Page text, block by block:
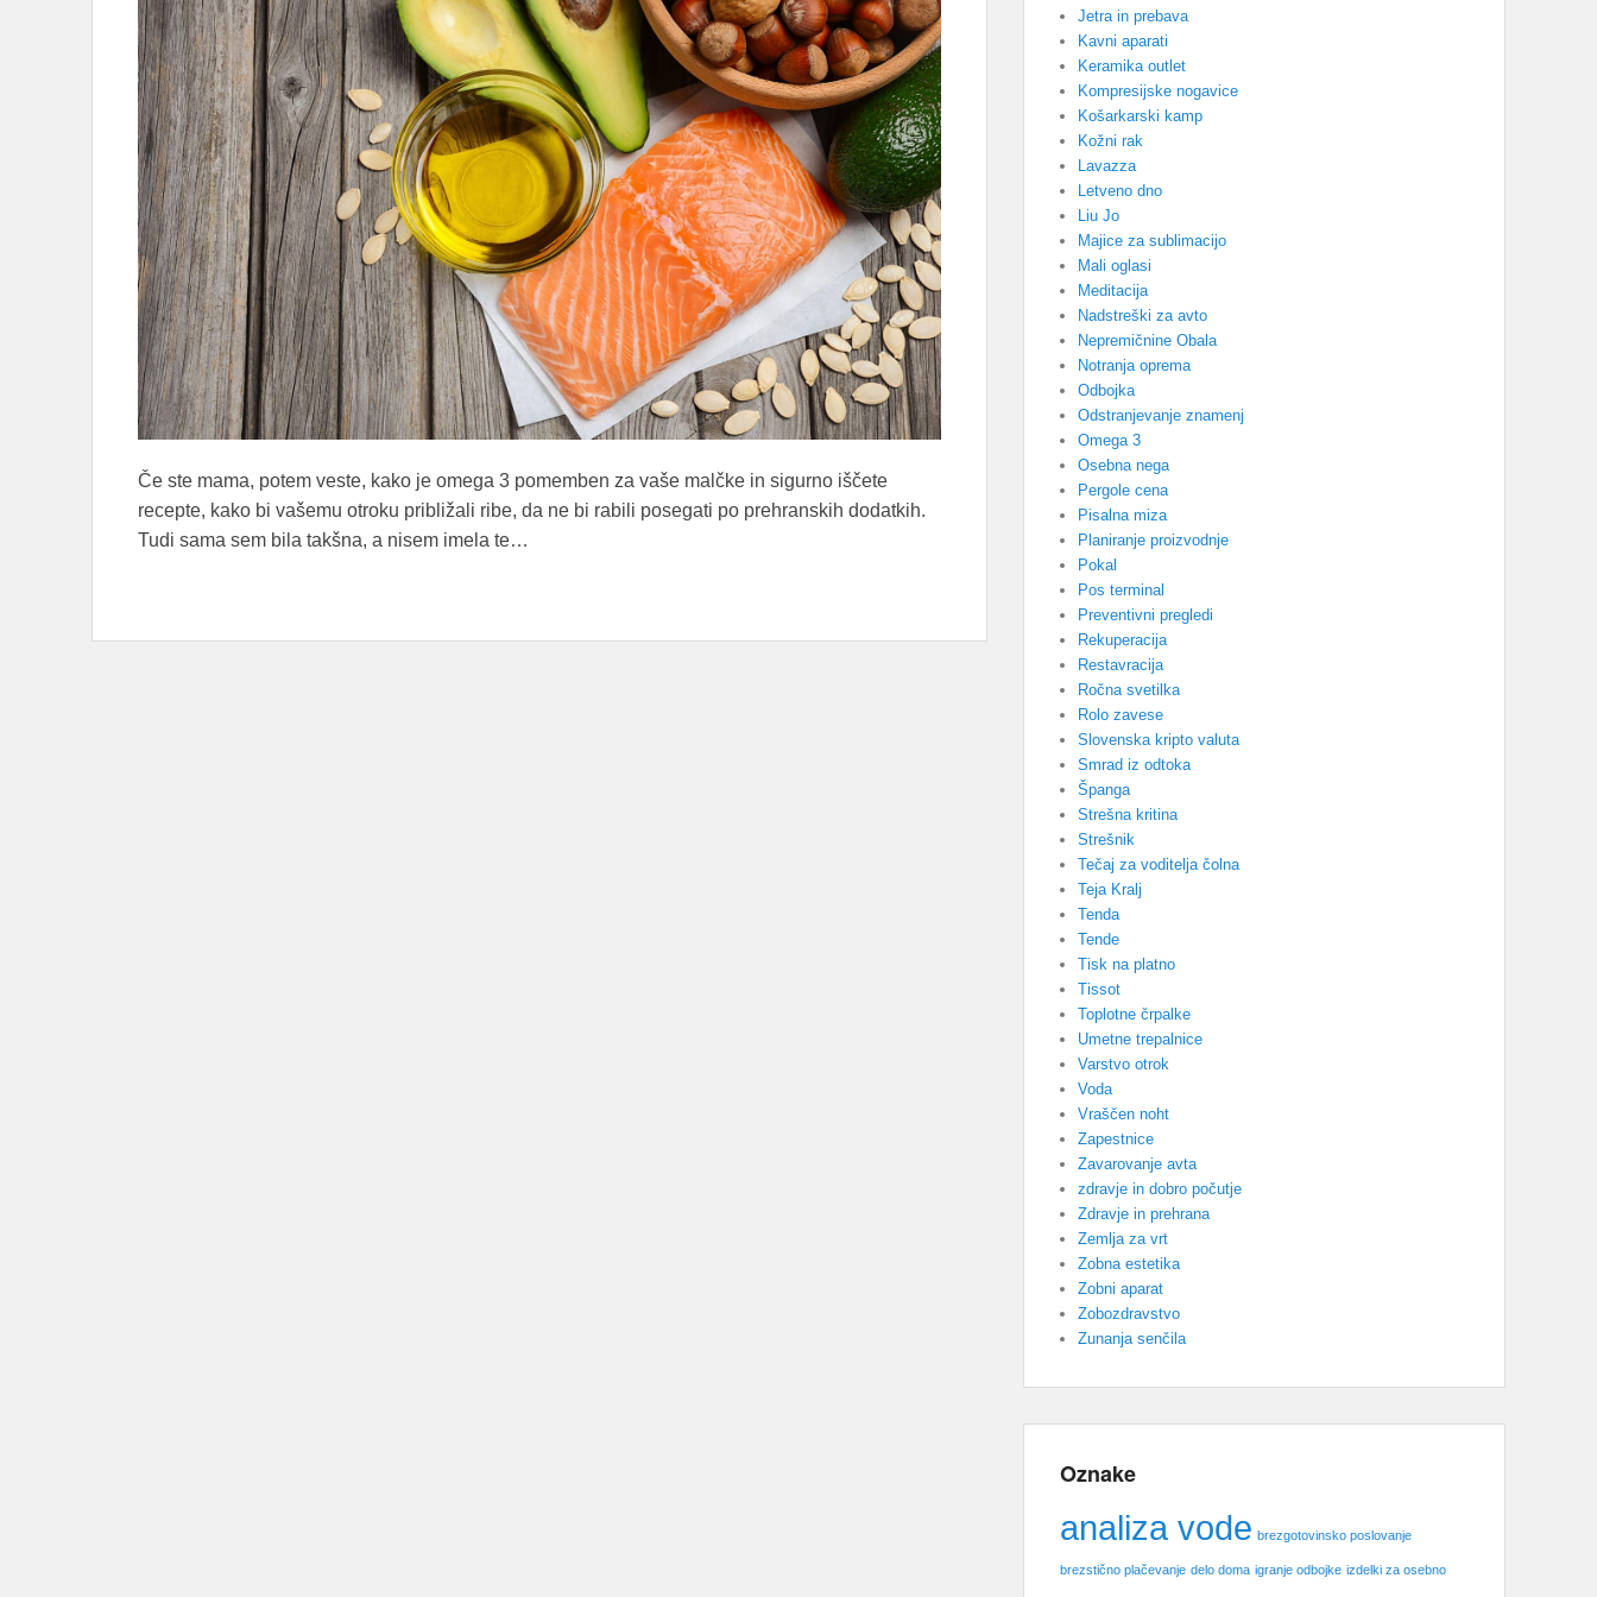
Če ste mama, potem veste, kako je omega 3 pomemben za vaše malčke in sigurno iščete
recepte, kako bi vašemu otroku približali ribe, da ne bi rabili posegati po prehranskih dodatkih.
Tudi sama sem bila takšna, a nisem imela te…
Jetra in prebava
Kavni aparati
Keramika outlet
Kompresijske nogavice
Košarkarski kamp
Kožni rak
Lavazza
Letveno dno
Liu Jo
Majice za sublimacijo
Mali oglasi
Meditacija
Nadstreški za avto
Nepremičnine Obala
Notranja oprema
Odbojka
Odstranjevanje znamenj
Omega 3
Osebna nega
Pergole cena
Pisalna miza
Planiranje proizvodnje
Pokal
Pos terminal
Preventivni pregledi
Rekuperacija
Restavracija
Ročna svetilka
Rolo zavese
Slovenska kripto valuta
Smrad iz odtoka
Španga
Strešna kritina
Strešnik
Tečaj za voditelja čolna
Teja Kralj
Tenda
Tende
Tisk na platno
Tissot
Toplotne črpalke
Umetne trepalnice
Varstvo otrok
Voda
Vraščen noht
Zapestnice
Zavarovanje avta
zdravje in dobro počutje
Zdravje in prehrana
Zemlja za vrt
Zobna estetika
Zobni aparat
Zobozdravstvo
Zunanja senčila
Oznake
analiza vode brezgotovinsko poslovanje
brezstično plačevanje delo doma igranje odbojke izdelki za osebno